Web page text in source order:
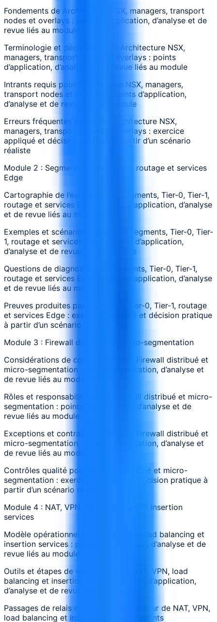
Fondements de Architecture NSX, managers, transport
nodes et overlays : points d’application, d’analyse et de
revue liés au module
Terminologie et décisions dans Architecture NSX,
managers, transport nodes et overlays : points
d’application, d’analyse et de revue liés au module
Intrants requis pour Architecture NSX, managers,
transport nodes et overlays : points d’application,
d’analyse et de revue liés au module
Erreurs fréquentes autour de Architecture NSX,
managers, transport nodes et overlays : exercice
appliqué et décision pratique à partir d’un scénario
réaliste
Module 2 : Segments, Tier-0, Tier-1, routage et services
Edge
Cartographie de l’existant pour Segments, Tier-0, Tier-1,
routage et services Edge : points d’application, d’analyse
et de revue liés au module
Exemples et scénarios impliquant Segments, Tier-0, Tier-
1, routage et services Edge : points d’application,
d’analyse et de revue liés au module
Questions de diagnostic sur Segments, Tier-0, Tier-1,
routage et services Edge : points d’application, d’analyse
et de revue liés au module
Preuves produites par Segments, Tier-0, Tier-1, routage
et services Edge : exercice appliqué et décision pratique
à partir d’un scénario réaliste
Module 3 : Firewall distribué et micro-segmentation
Considérations de conception pour Firewall distribué et
micro-segmentation : points d’application, d’analyse et
de revue liés au module
Rôles et responsabilités dans Firewall distribué et micro-
segmentation : points d’application, d’analyse et de
revue liés au module
Exceptions et contraintes affectant Firewall distribué et
micro-segmentation : points d’application, d’analyse et
de revue liés au module
Contrôles qualité pour Firewall distribué et micro-
segmentation : exercice appliqué et décision pratique à
partir d’un scénario réaliste
Module 4 : NAT, VPN, load balancing et insertion
services
Modèle opérationnel pour NAT, VPN, load balancing et
insertion services : points d’application, d’analyse et de
revue liés au module
Outils et étapes de workflow dans NAT, VPN, load
balancing et insertion services : points d’application,
d’analyse et de revue liés au module
Passages de relais et approbations autour de NAT, VPN,
load balancing et insertion services : points